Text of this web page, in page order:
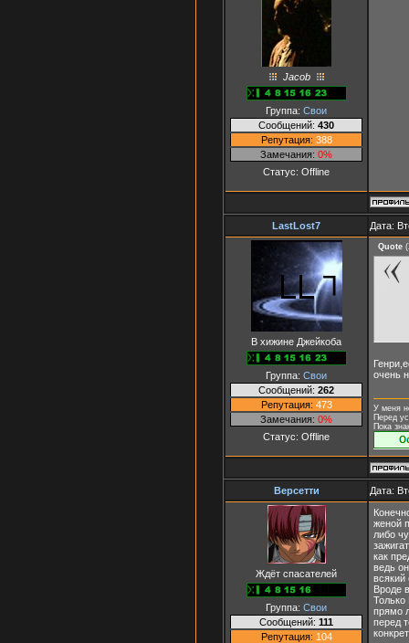
Jacob
Группа: Свои
Сообщений: 430
Репутация: 388
Замечания: 0%
Статус: Offline
LastLost7 Дата:
В хижине Джейкоба
Группа: Свои
Сообщений: 262
Репутация: 473
Замечания: 0%
Статус: Offline
Quote (
очень
У меня
Перед
Пока
Версетти Дата:
Ждёт спасателей
Группа: Свои
Сообщений: 111
Репутация: 104
женой
либо
как
ведь
всякий
Вроде
прямо
перед